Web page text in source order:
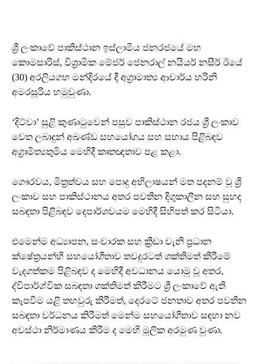
​ශ්‍රී ලංකාවේ පාකිස්ථාන ඉස්ලාමීය ජනරජයේ මහ
කොමසාරිස්, විශ්‍රාමික මේජර් ජෙනරාල් නයියර් නසීර් ඊයේ
(30) අරලියගහ මන්දිරයේ දී අග්‍රාමාත්‍ය ආචාර්ය හරිනි
අමරසූරිය හමුවුණා.
‘දිට්වා’ සුළි කුණාටුවෙන් පසුව පාකිස්ථාන රජය ශ්‍රී ලංකාව
වෙත ලබාදුන් අඛණ්ඩ සහයෝගය සහ සහාය පිළිබඳව
අග්‍රාමිත්‍යතුමිය මෙහිදී කෘතඥතාව පළ කළා.
​ගෞරවය, මිත්‍රත්වය සහ පොදු අභිලාෂයන් මත පදනම් වූ ශ්‍රී
ලංකාව සහ පාකිස්ථානය අතර පවතින දිගුකාලීන සහ සුහද
සබඳතා පිළිබඳව දෙපාර්ශවයම මෙහිදී සිහිපත් කර සිටියා.
එමෙන්ම අධ්‍යාපන, සංචාරක සහ ක්‍රීඩා වැනි ප්‍රධාන
ක්ෂේත්‍රයන්හි සහයෝගීතාව තවදුරටත් ශක්තිමත් කිරීමේ
වැදගත්කම පිළිබඳව ද මෙහිදී අවධානය යොමු වූ අතර,
ද්විපාර්ශ්වික සබඳතා ශක්තිමත් කිරීමට ශ්‍රී ලංකාවේ ඇති
කැපවීම යළි තහවුරු කිරීමත්, දෙරටේ ජනතාව අතර පවතින
සබඳතා වර්ධනය කිරීමත් මෙන්ම සහයෝගීතාව සඳහා නව
අවස්ථා නිර්මාණය කිරීම ද මෙහි මූලික අරමුණ වුණා.